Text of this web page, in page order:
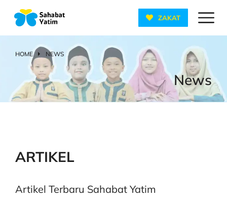
ZAKAT
You are here:
HOME NEWS
News
ARTIKEL
Artikel Terbaru Sahabat Yatim